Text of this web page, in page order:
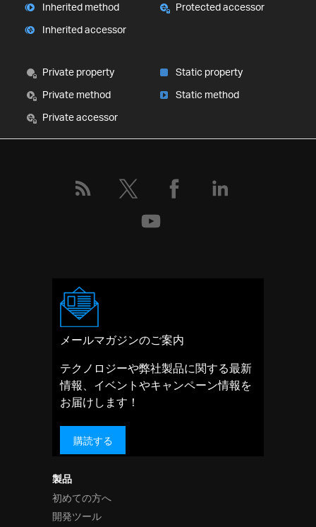
Inherited method
Inherited accessor
Protected accessor
Private property
Private method
Private accessor
Static property
Static method
製品
初めての方へ
開発ツール
メールマガジンのご案内
テクノロジーや弊社製品に関する最新
情報、イベントやキャンペーン情報を
お届けします！
購読する